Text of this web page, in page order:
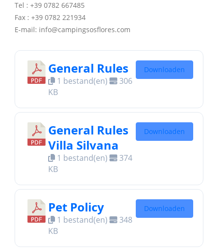
Tel : +39 0782 667485
Fax : +39 0782 221934
E-mail: info@campingsosflores.com
General Rules
1 bestand(en)
306
KB
Downloaden
General Rules
Villa Silvana
1 bestand(en)
374
KB
Downloaden
Pet Policy
1 bestand(en)
348
KB
Downloaden